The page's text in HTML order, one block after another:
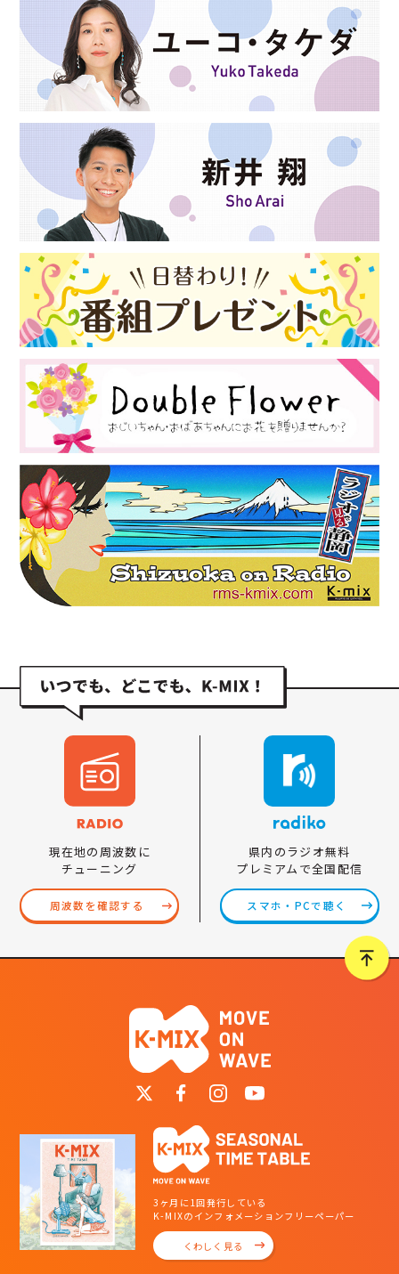
現在地の周波数に
チューニング
周波数を確認する
県内のラジオ無料
プレミアムで全国配信
スマホ・PCで聴く
3ヶ月に1回発行している
K-MIXのインフォメーションフリーペーパー
くわしく見る